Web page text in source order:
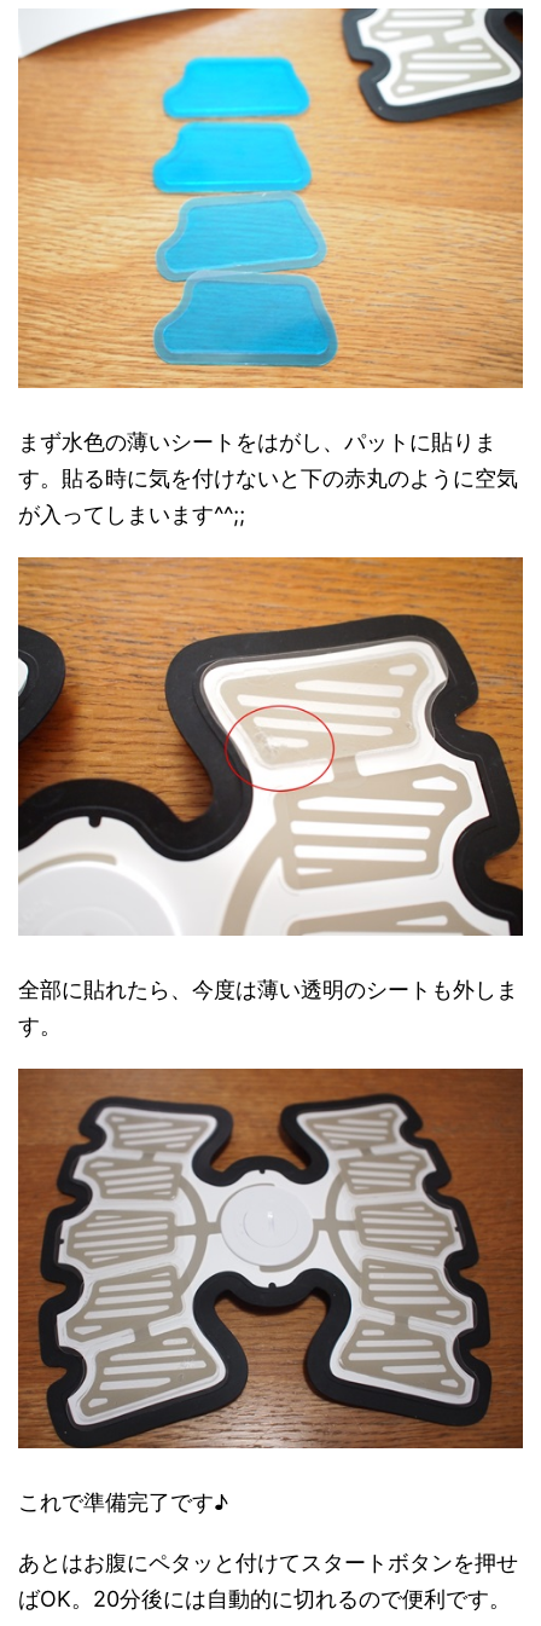
まず水色の薄いシートをはがし、パットに貼りま
す。貼る時に気を付けないと下の赤丸のように空気
が入ってしまいます^^;;
全部に貼れたら、今度は薄い透明のシートも外しま
す。
これで準備完了です♪
あとはお腹にペタッと付けてスタートボタンを押せ
ばOK。20分後には自動的に切れるので便利です。